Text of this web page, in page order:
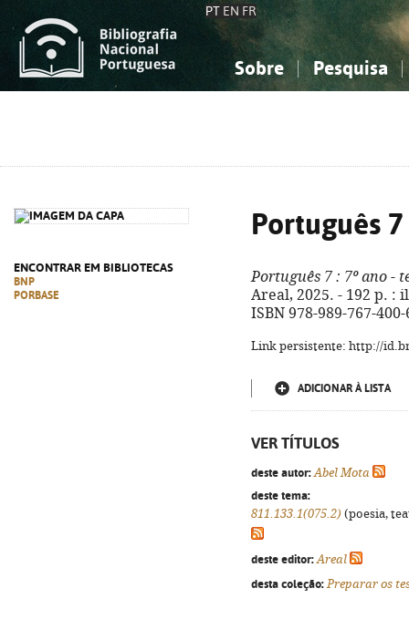
PT EN FR
Sobre Pesquisa
ENCONTRAR EM BIBLIOTECAS
BNP
PORBASE
Português 7
Português 7: 7º ano -
Areal, 2025. - 192 p. :
ISBN 978-989-767-400-
Link persistente: http://
ADICIONAR À LISTA
VER TÍTULOS
deste autor: Abel Mota
deste tema:
811.133.1(075.2) (poesia,
deste editor: Areal
desta coleção: Preparar os